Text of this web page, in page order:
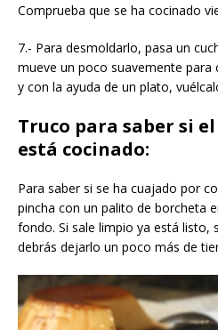
Comprueba que se ha cocinado
7.- Para desmoldarlo, pasa un
mueve un poco suavemente para
y con la ayuda de un plato,
Truco para saber si
está cocinado:
Para saber si se ha cuajado por
pincha con un palito de borcheta
fondo. Si sale limpio ya está listo,
debrás dejarlo un poco más de